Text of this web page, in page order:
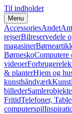
Til indholdet
Menu
AccessoriesAndet
rejserBilreservedele
magasiner
BørneskoComputere
videoer
& planterHjem og
kunsthåndværkKunst
billeder
FritidTelefoner,
computerspil